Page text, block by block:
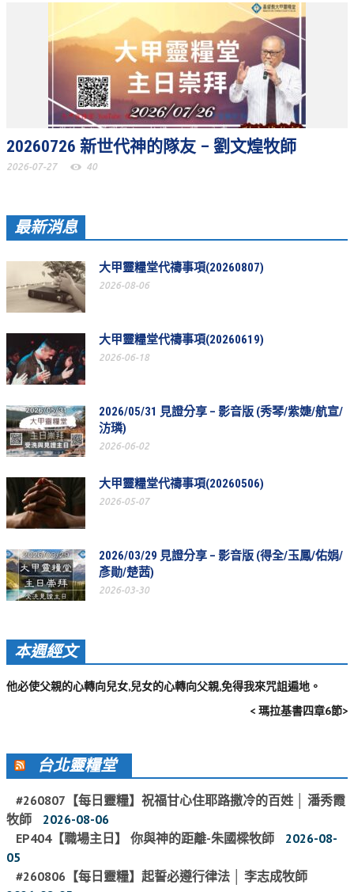
聚會剪影_2016年
聚會剪影_2015年
聚會剪影_2014年
聚會剪影_2013年
教會節慶_2026年
教會節慶_2024年
教會節慶_2022年
教會節慶_2021年
教會節慶_2020年
教會節慶_2019年
教會節慶_2017年
教會節慶_2016年
教會節慶_2015年
教會節慶_2014年
活動影音
活動影音_2026年
活動影音_2024年
活動影音_2023年
活動影音_2020年
活動影音_2019年
活動影音_2018年
活動影音_2017年
20260726 新世代神的隊友 – 劉文煌牧師
2026-07-27 40
最新消息
大甲靈糧堂代禱事項(20260807)
2026-08-06
大甲靈糧堂代禱事項(20260619)
2026-06-18
2026/05/31 見證分享 – 影音版 (秀琴/紫婕/航宣/
汸璘)
2026-06-02
大甲靈糧堂代禱事項(20260506)
2026-05-07
2026/03/29 見證分享 – 影音版 (得全/玉鳳/佑娟/
彥勛/楚茜)
2026-03-30
本週經文
他必使父親的心轉向兒女,兒女的心轉向父親,免得我來咒詛遍地。
< 瑪拉基書四章6節>
台北靈糧堂
#260807【每日靈糧】祝福甘心住耶路撒冷的百姓 │ 潘秀霞
牧師
2026-08-06
EP404【職場主日】 你與神的距離-朱國樑牧師
2026-08-
05
#260806【每日靈糧】起誓必遵行律法 │ 李志成牧師